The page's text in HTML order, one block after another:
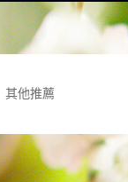
其他推薦